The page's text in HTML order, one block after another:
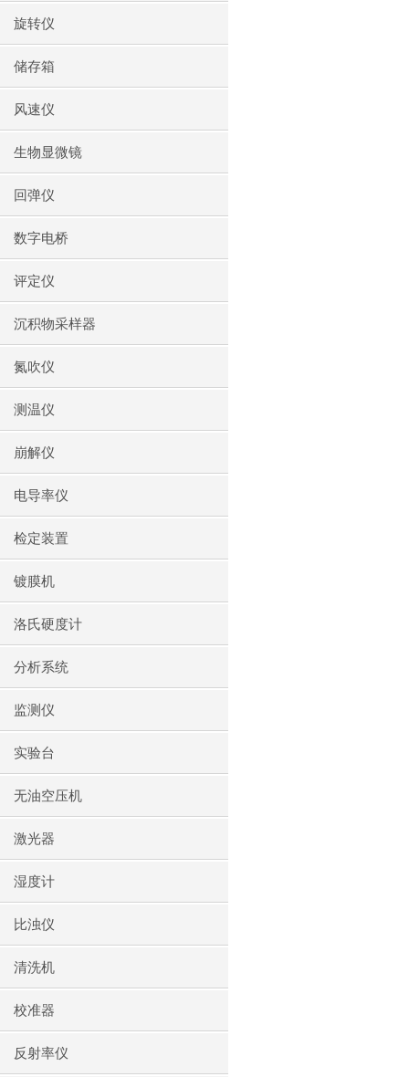
旋转仪
储存箱
风速仪
生物显微镜
回弹仪
数字电桥
评定仪
沉积物采样器
氮吹仪
测温仪
崩解仪
电导率仪
检定装置
镀膜机
洛氏硬度计
分析系统
监测仪
实验台
无油空压机
激光器
湿度计
比浊仪
清洗机
校准器
反射率仪